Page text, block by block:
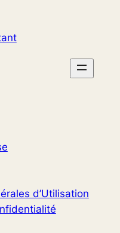
d’Utilisation